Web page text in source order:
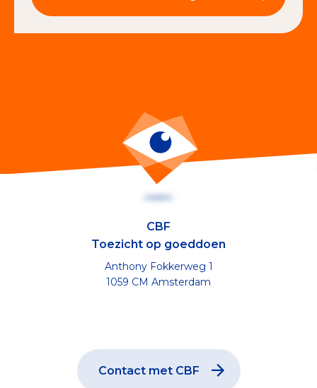
CBF
Toezicht op goeddoen
Anthony Fokkerweg 1
1059 CM Amsterdam
Contact met CBF